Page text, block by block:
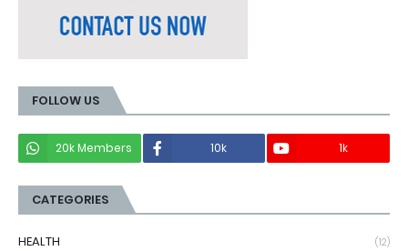
FOLLOW US
20k Members 10k 1k
CATEGORIES
HEALTH (12)